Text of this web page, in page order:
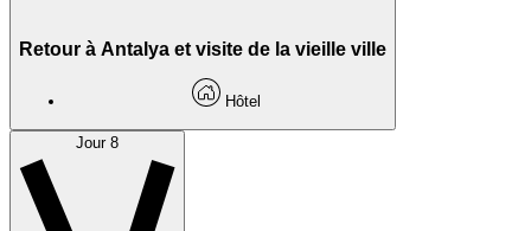
Retour à Antalya et visite de la vieille ville
Hôtel
Jour 8